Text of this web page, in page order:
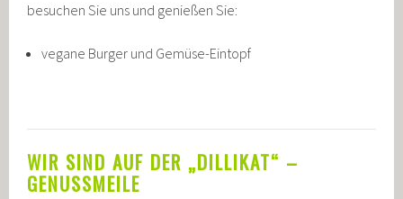
besuchen Sie uns und genießen Sie:
vegane Burger und Gemüse-Eintopf
WIR SIND AUF DER „DILLIKAT“ –
GENUSSMEILE